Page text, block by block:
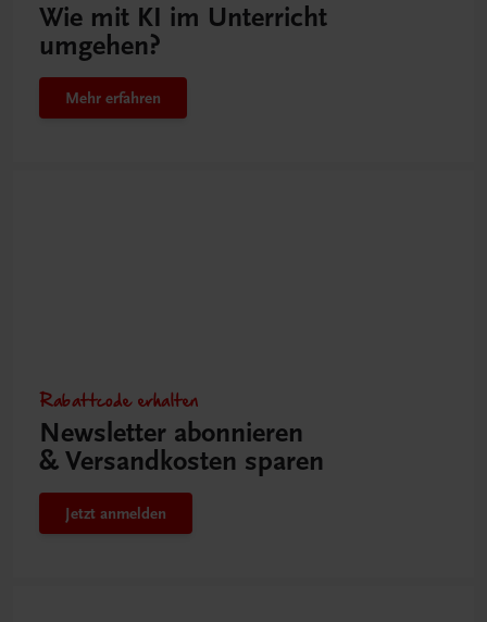
Wie mit KI im Unterricht
umgehen?
Mehr erfahren
Rabattcode erhalten
Newsletter abonnieren
& Versandkosten sparen
Jetzt anmelden